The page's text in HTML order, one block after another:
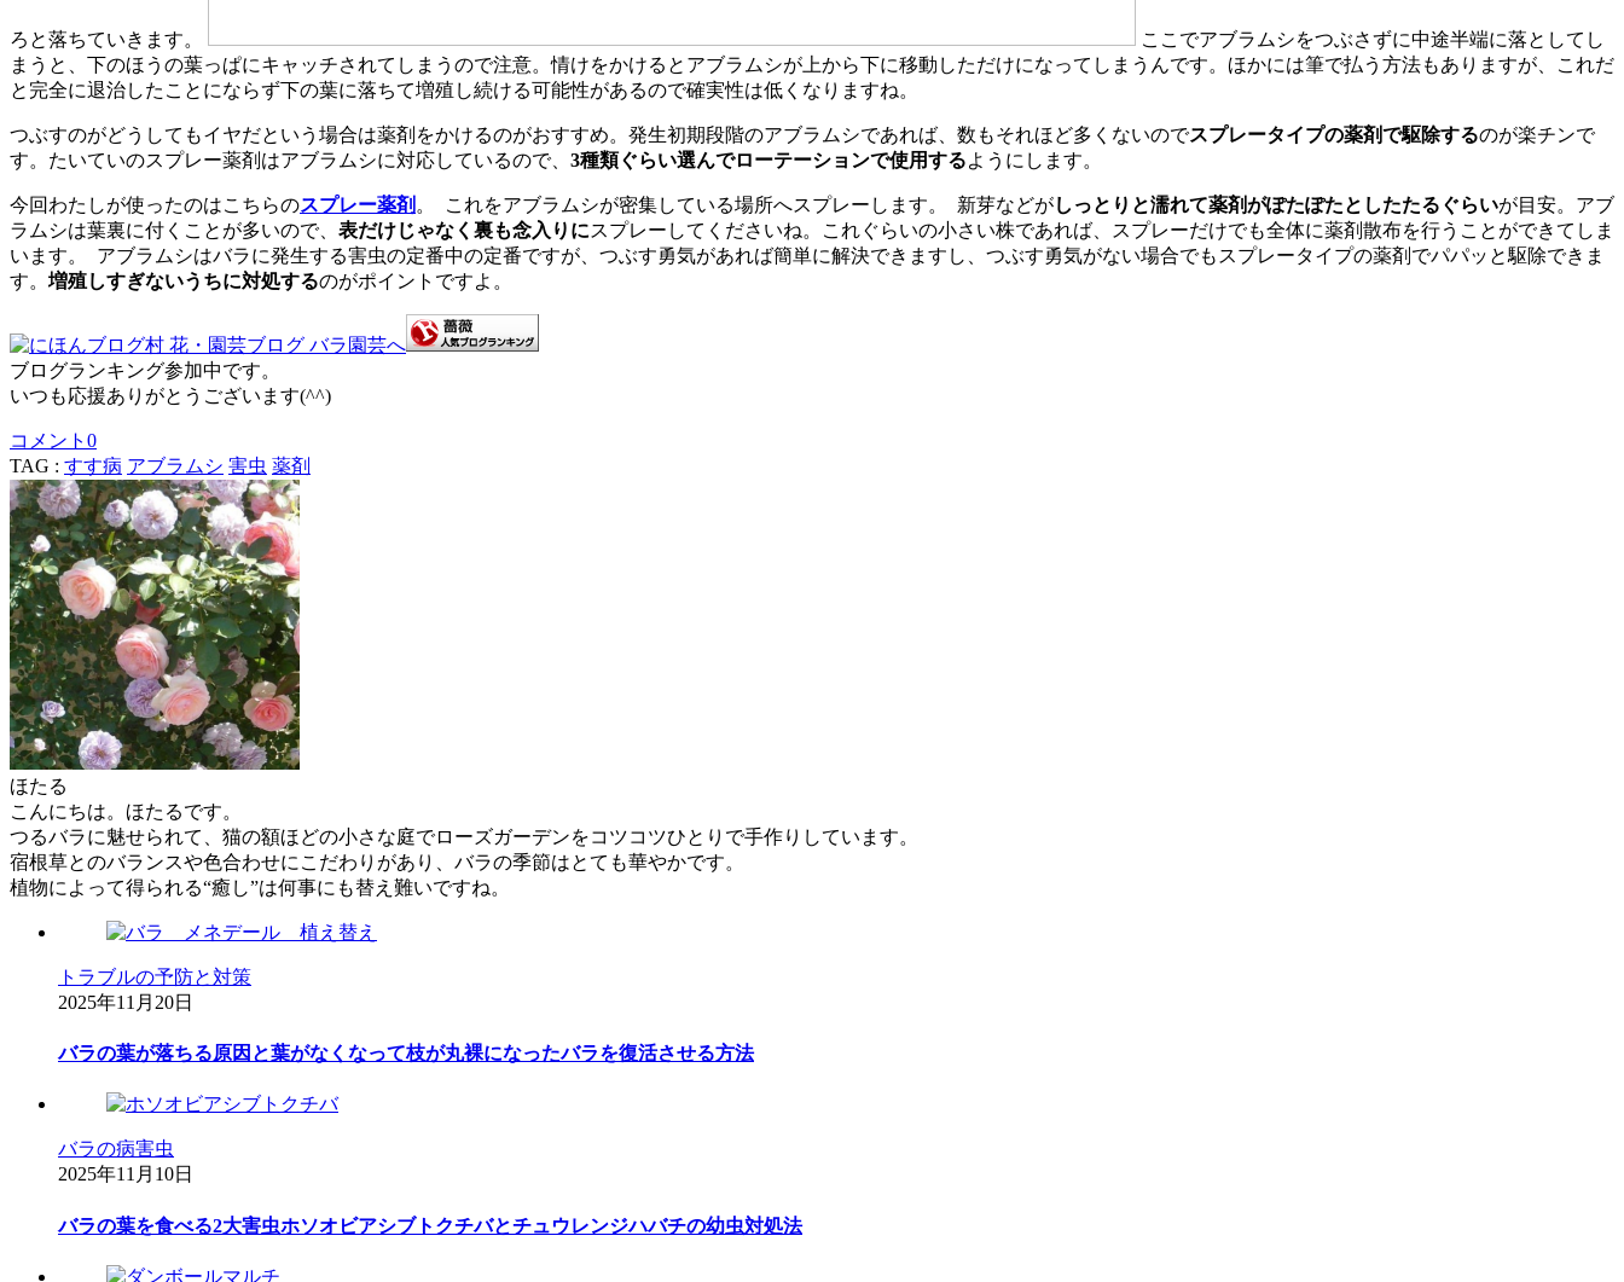
ろと落ちていきます。
ここでアブラムシをつぶさずに中途半端に落としてし
まうと、下のほうの葉っぱにキャッチされてしまうので注意。情けをかけるとアブラムシが上から下に移動しただけになってしまうんです。ほかには筆で払う方法もありますが、これだ
と完全に退治したことにならず下の葉に落ちて増殖し続ける可能性があるので確実性は低くなりますね。
つぶすのがどうしてもイヤだという場合は薬剤をかけるのがおすすめ。発生初期段階のアブラムシであれば、数もそれほど多くないのでスプレータイプの薬剤で駆除するのが楽チンで
す。たいていのスプレー薬剤はアブラムシに対応しているので、 3種類ぐらい選んでローテーションで使用するようにします。
今回わたしが使ったのはこちらのスプレー薬剤 。 これをアブラムシが密集している場所へスプレーします。 新芽などがしっとりと濡れて薬剤がぽたぽたとしたたるぐらいが目安。アブ
ラムシは葉裏に付くことが多いので、 表だけじゃなく裏も念入りにスプレーしてくださいね。これぐらいの小さい株であれば、スプレーだけでも全体に薬剤散布を行うことができてしま
います。
アブラムシはバラに発生する害虫の定番中の定番ですが、つぶす勇気があれば簡単に解決できますし、つぶす勇気がない場合でもスプレータイプの薬剤でパパッと駆除できま
す。 増殖しすぎないうちに対処するのがポイントですよ。
ブログランキング参加中です。
いつも応援ありがとうございます(^^)
コメント 0
TAG : すす病 アブラムシ 害虫 薬剤
ほたる
こんにちは。ほたるです。
つるバラに魅せられて、猫の額ほどの小さな庭でローズガーデンをコツコツひとりで手作りしています。
宿根草とのバランスや色合わせにこだわりがあり、バラの季節はとても華やかです。
植物によって得られる“癒し”は何事にも替え難いですね。
トラブルの予防と対策
2025年11月20日
バラの葉が落ちる原因と葉がなくなって枝が丸裸になったバラを復活させる方法
バラの病害虫
2025年11月10日
バラの葉を食べる2大害虫ホソオビアシブトクチバとチュウレンジハバチの幼虫対処法